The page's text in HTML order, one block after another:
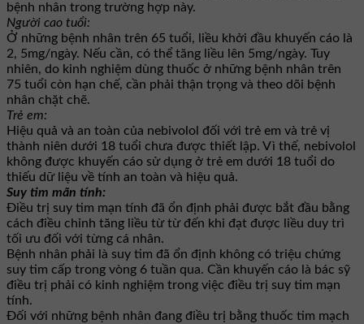
bệnh nhân trong trường hợp này.
Người cao tuổi:
Ở những bệnh nhân trên 65 tuổi, liều khởi đầu khuyến cáo là
2, 5mg/ngày. Nếu cần, có thể tăng liều lên 5mg/ngày. Tuy
nhiên, do kinh nghiệm dùng thuốc ở những bệnh nhân trên
75 tuổi còn hạn chế, cần phải thận trọng và theo dõi bệnh
nhân chặt chẽ.
Trẻ em:
Hiệu quả và an toàn của nebivolol đối với trẻ em và trẻ vị
thành niên dưới 18 tuổi chưa được thiết lập. Vì thế, nebivolol
không được khuyến cáo sử dụng ở trẻ em dưới 18 tuổi do
thiếu dữ liệu về tính an toàn và hiệu quả.
Suy tim mãn tính:
Điều trị suy tim mạn tính đã ổn định phải được bắt đầu bằng
cách điều chỉnh tăng liều từ từ đến khi đạt được liều duy trì
tối ưu đối với từng cá nhân.
Bệnh nhân phải là suy tim đã ổn định không có triệu chứng
suy tim cấp trong vòng 6 tuần qua. Cần khuyến cáo là bác sỹ
điều trị phải có kinh nghiệm trong việc điều trị suy tim mạn
tính.
Đối với những bệnh nhân đang điều trị bằng thuốc tim mạch